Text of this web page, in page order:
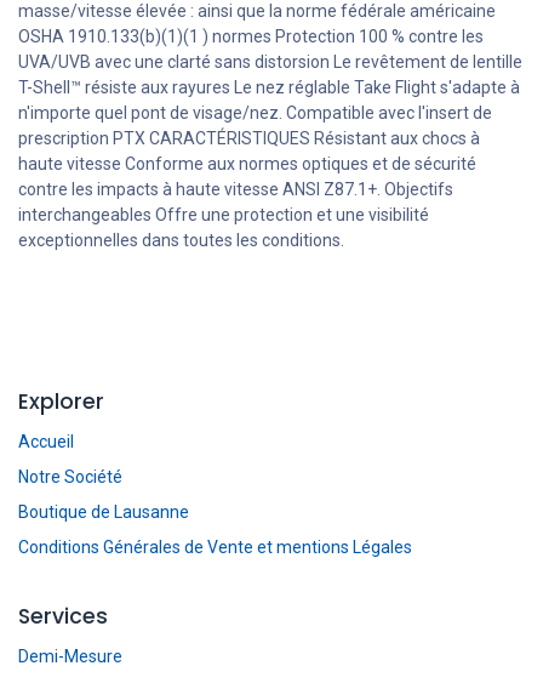
masse/vitesse élevée : ainsi que la norme fédérale américaine
OSHA 1910.133(b)(1)(1 ) normes Protection 100 % contre les
UVA/UVB avec une clarté sans distorsion Le revêtement de lentille
T-Shell™ résiste aux rayures Le nez réglable Take Flight s'adapte à
n'importe quel pont de visage/nez. Compatible avec l'insert de
prescription PTXCARACTÉRISTIQUES Résistant aux chocs à
haute vitesse Conforme aux normes optiques et de sécurité
contre les impacts à haute vitesse ANSI Z87.1+. Objectifs
interchangeables Offre une protection et une visibilité
exceptionnelles dans toutes les conditions.
Explorer
Accueil
Notre Société
Boutique de Lausanne
Conditions Générales de Vente et mentions Légales
Services
Demi-Mesure